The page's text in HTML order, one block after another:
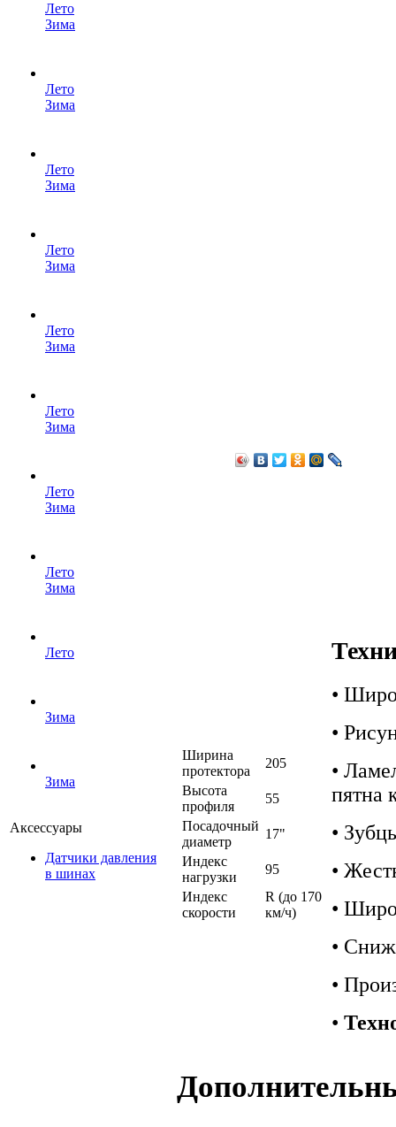
Лето
Зима
Лето
Зима
Лето
Зима
Лето
Зима
Лето
Зима
Лето
Зима
Лето
Зима
Лето
Зима
Лето
Зима
Зима
Аксессуары
Датчики давления
в шинах
Ширина
протектора
205
Высота
профиля
55
Посадочный
диаметр
17"
Индекс
нагрузки
95
Индекс
скорости
R (до 170
км/ч)
•
•
•
пятна
•
•
•
•
•
•